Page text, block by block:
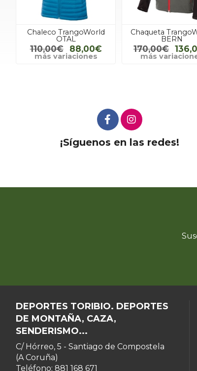
Chaleco TrangoWorld
OTAL
110,00€ 88,00€
más variaciones
Chaqueta
BERN
170,00€
más
¡Síguenos en las redes!
DEPORTES TORIBIO. DEPORTES
DE MONTAÑA, CAZA,
SENDERISMO...
C/ Hórreo, 5 - Santiago de Compostela
(A Coruña)
Teléfono: 881 168 671